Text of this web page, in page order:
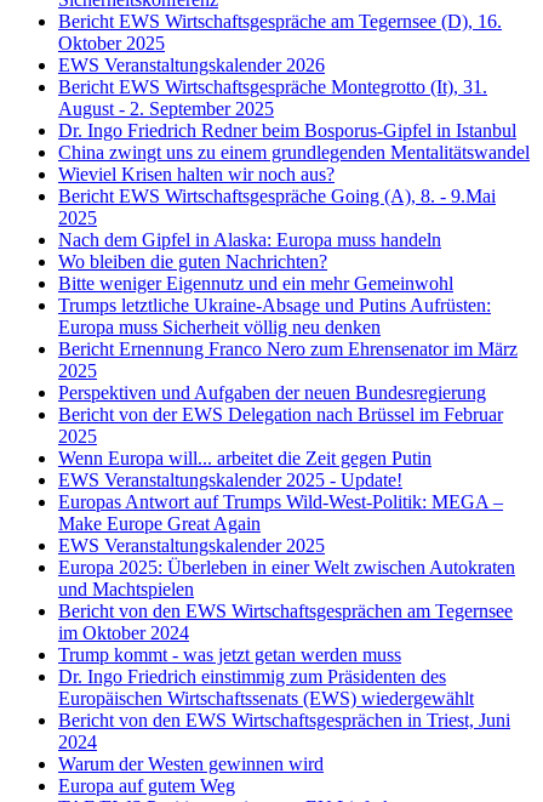
Bericht EWS Wirtschaftsgespräche am Tegernsee (D), 16.
Oktober 2025
EWS Veranstaltungskalender 2026
Bericht EWS Wirtschaftsgespräche Montegrotto (It), 31.
August - 2. September 2025
Dr. Ingo Friedrich Redner beim Bosporus-Gipfel in Istanbul
China zwingt uns zu einem grundlegenden Mentalitätswandel
Wieviel Krisen halten wir noch aus?
Bericht EWS Wirtschaftsgespräche Going (A), 8. - 9.Mai
2025
Nach dem Gipfel in Alaska: Europa muss handeln
Wo bleiben die guten Nachrichten?
Bitte weniger Eigennutz und ein mehr Gemeinwohl
Trumps letztliche Ukraine-Absage und Putins Aufrüsten:
Europa muss Sicherheit völlig neu denken
Bericht Ernennung Franco Nero zum Ehrensenator im März
2025
Perspektiven und Aufgaben der neuen Bundesregierung
Bericht von der EWS Delegation nach Brüssel im Februar
2025
Wenn Europa will... arbeitet die Zeit gegen Putin
EWS Veranstaltungskalender 2025 - Update!
Europas Antwort auf Trumps Wild-West-Politik: MEGA –
Make Europe Great Again
EWS Veranstaltungskalender 2025
Europa 2025: Überleben in einer Welt zwischen Autokraten
und Machtspielen
Bericht von den EWS Wirtschaftsgesprächen am Tegernsee
im Oktober 2024
Trump kommt - was jetzt getan werden muss
Dr. Ingo Friedrich einstimmig zum Präsidenten des
Europäischen Wirtschaftssenats (EWS) wiedergewählt
Bericht von den EWS Wirtschaftsgesprächen in Triest, Juni
2024
Warum der Westen gewinnen wird
Europa auf gutem Weg